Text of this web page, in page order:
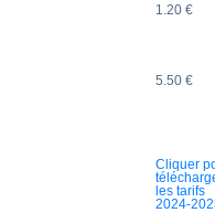
1.20 €
5.50 €
Cliquer
les tarifs
2024-